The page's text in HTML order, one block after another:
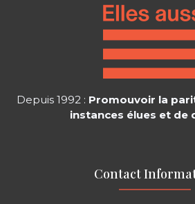
Depuis 1992 : Promouvoir la
instances élues et de
Contact